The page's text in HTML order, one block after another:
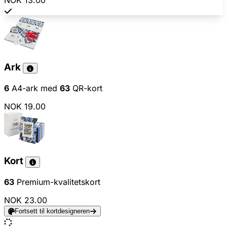
Ark
6 A4-ark med 63 QR-kort
NOK 19.00
Kort
63 Premium-kvalitetskort
NOK 23.00
Fortsett til kortdesigneren